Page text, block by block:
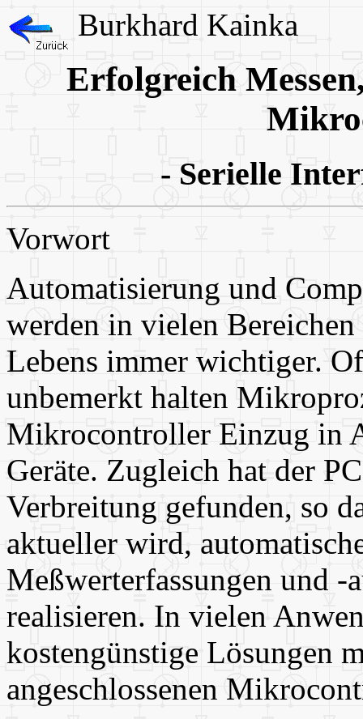
Burkhard Kainka
Erfolgreich
- Serielle
Vorwort
Automatisierung und
werden in vielen Bereichen
Lebens immer wichtiger.
unbemerkt halten
Mikrocontroller Einzug in
Geräte. Zugleich hat der
Verbreitung gefunden, so
aktueller wird,
Meßwerterfassungen und -
realisieren. In vielen
kostengünstige Lösungen
angeschlossenen